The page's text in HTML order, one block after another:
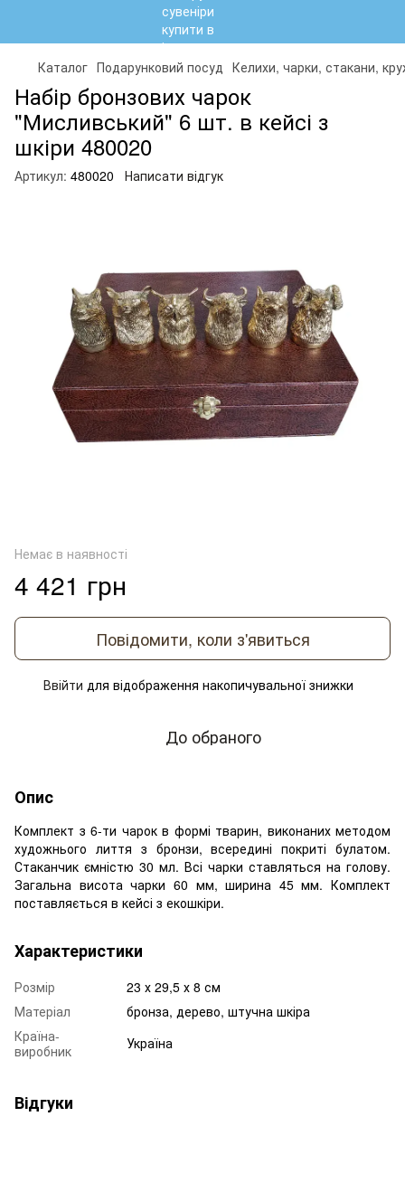
Каталог Подарунковий посуд Келихи, чарки, стакани,
Набір бронзових чарок
"Мисливський" 6 шт. в кейсі з
шкіри 480020
Артикул: 480020 Написати відгук
Немає в наявності
4 421 грн
Повідомити, коли з'явиться
Ввійти для відображення накопичувальної знижки
До обраного
Опис
Комплект з 6-ти чарок в формі тварин, виконаних методом
художнього лиття з бронзи, всередині покриті булатом.
Стаканчик ємністю 30 мл. Всі чарки ставляться на голову.
Загальна висота чарки 60 мм, ширина 45 мм. Комплект
поставляється в кейсі з екошкіри.
Характеристики
Розмір
23 х 29,5 х 8 см
Матеріал
бронза, дерево, штучна шкіра
Країна-
виробник
Україна
Відгуки